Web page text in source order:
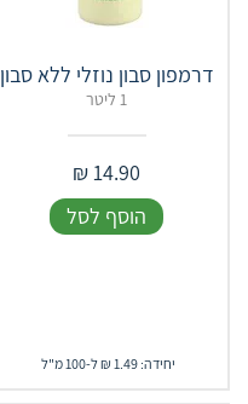
דרמפון סבון נוזלי ללא סבון
1 ליטר
14.90
₪
הוסף לסל
יחידה: 1.49 ₪ ל-100 מ"ל